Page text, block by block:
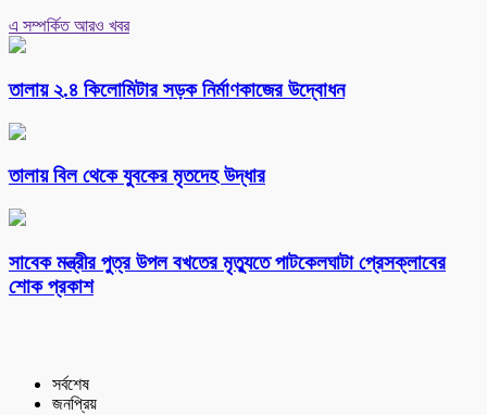
এ সম্পর্কিত আরও খবর
তালায় ২.৪ কিলোমিটার সড়ক নির্মাণকাজের উদ্বোধন
তালায় বিল থেকে যুবকের মৃতদেহ উদ্ধার
সাবেক মন্ত্রীর পুত্র উপল বখতের মৃত্যুতে পাটকেলঘাটা প্রেসক্লাবের
শোক প্রকাশ
সর্বশেষ
জনপ্রিয়